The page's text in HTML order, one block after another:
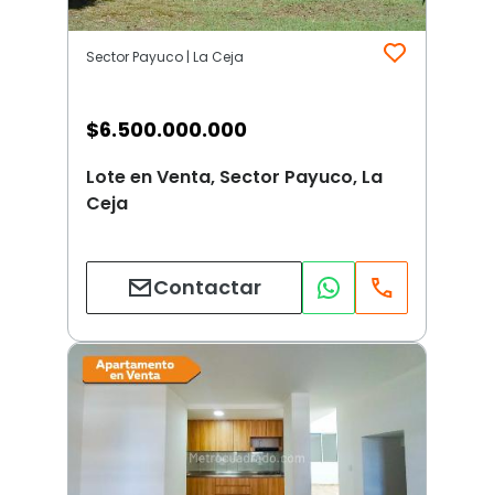
Sector Payuco | La Ceja
$6.500.000.000
Lote en Venta, Sector Payuco, La
Ceja
Contactar